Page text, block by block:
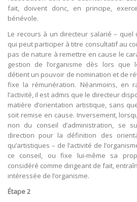
fait, doivent donc, en principe,
bénévole.
Le recours à un directeur salarié –
qui peut participer à titre consultatif au
pas de nature à remettre en cause le
gestion de l’organisme dès lors que
détient un pouvoir de nomination et de
fixe la rémunération. Néanmoins, en
l’activité, il est admis que le directeur
matière d’orientation artistique, sans
soit remise en cause. Inversement,
non du conseil d’administration, se
direction pour la définition des
qu’artistiques – de l’activité de
ce conseil, ou fixe lui-même sa
considéré comme dirigeant de fait,
intéressée de l’organisme.
Étape 2